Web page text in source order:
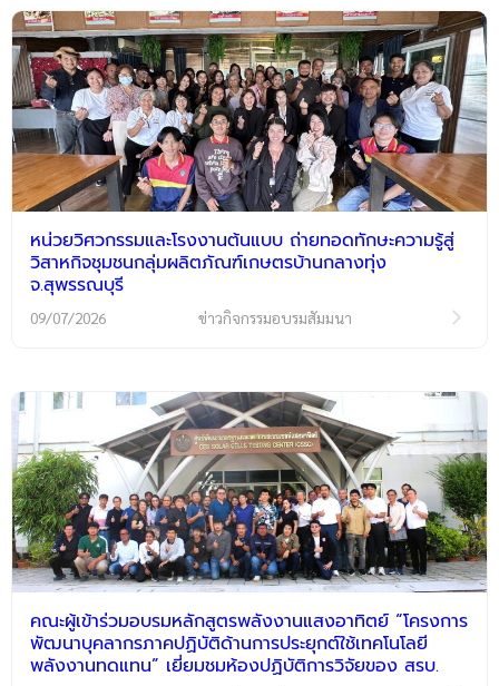
หน่วยวิศวกรรมและโรงงานต้นแบบ ถ่ายทอดทักษะความรู้สู่
วิสาหกิจชุมชนกลุ่มผลิตภัณฑ์เกษตรบ้านกลางทุ่ง
จ.สุพรรณบุรี
09/07/2026 ข่าวกิจกรรมอบรมสัมมนา
คณะผู้เข้าร่วมอบรมหลักสูตรพลังงานแสงอาทิตย์ “โครงการ
พัฒนาบุคลากรภาคปฏิบัติด้านการประยุกต์ใช้เทคโนโลยี
พลังงานทดแทน” เยี่ยมชมห้องปฏิบัติการวิจัยของ สรบ.